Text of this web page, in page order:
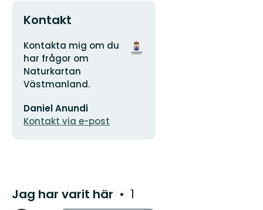
Kontakt
Adress
Kontakta mig om du
har frågor om
Naturkartan
Västmanland.
postadress
Daniel Anundi
Kontakt via e-post
Organisationens
logotyp
Jag har varit här 1